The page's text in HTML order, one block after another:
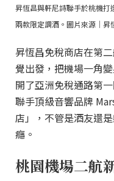
昇恆昌與軒尼詩聯手於桃機
兩款限定調酒。圖片來源｜昇
昇恆昌免稅商店在第
覺出發，把機場一角
開了亞洲免稅通路第
聯手頂級音響品牌
店」，不管是酒友還
癮。
桃園機場二